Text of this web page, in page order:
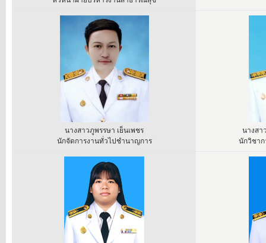
นางสาวภูพรรษา เย็นเพชร
นักจัดการงานทั่วไปชำนาญการ
นางสา
นักวิชา